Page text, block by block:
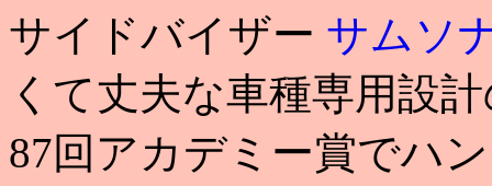
サイドバイザー サムソ
くて丈夫な車種専用設
87回アカデミー賞でハ